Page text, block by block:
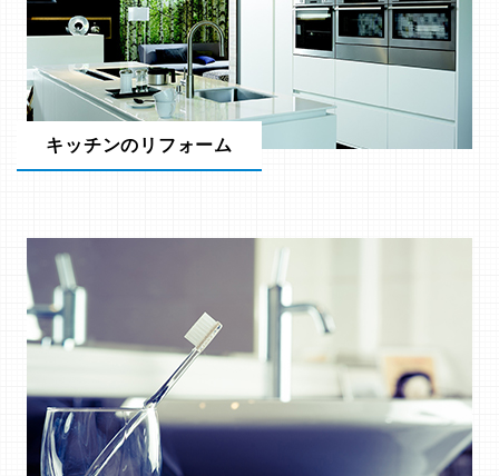
キッチンのリフォーム